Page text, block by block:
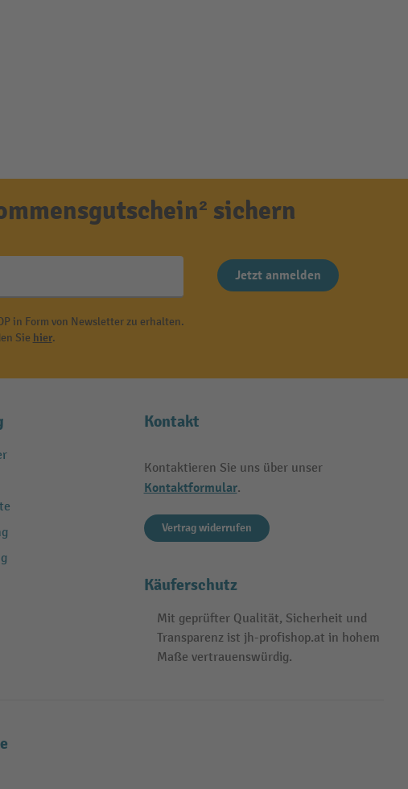
sichern
Jetzt anmelden
in Form von Newsletter zu erhalten.
Sie hier.
Kontakt
Kontaktieren Sie uns über unser
Kontaktformular.
Vertrag widerrufen
Käuferschutz
Mit geprüfter Qualität, Sicherheit und
Transparenz ist jh-profishop.at in hohem
Maße vertrauenswürdig.